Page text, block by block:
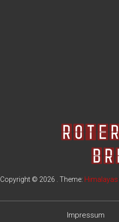
Copyright © 2026 . Theme: Himalayas
Impressum